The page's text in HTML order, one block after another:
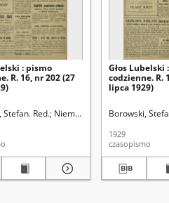
: pismo
R. 16, nr 202 (27
Stefan. Red. Niemier, Michał. Red.
Głos Lubelski
codzienne. R.
lipca 1929)
Borowski,
1929
czasopismo